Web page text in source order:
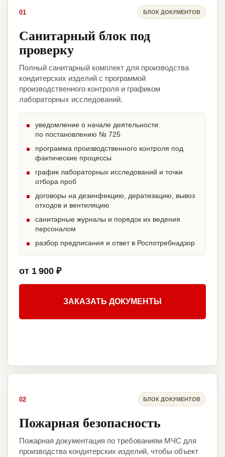
01 БЛОК ДОКУМЕНТОВ
Санитарный блок под
проверку
Полный санитарный комплект для производства
кондитерских изделий с программой
производственного контроля и графиком
лабораторных исследований.
уведомление о начале деятельности
по постановлению № 725
программа производственного контроля под
фактические процессы
график лабораторных исследований и точки
отбора проб
договоры на дезинфекцию, дератизацию, вывоз
отходов и вентиляцию
санитарные журналы и порядок их ведения
персоналом
разбор предписания и ответ в Роспотребнадзор
от 1 900 ₽
ЗАКАЗАТЬ ДОКУМЕНТЫ
02 БЛОК ДОКУМЕНТОВ
Пожарная безопасность
Пожарная документация по требованиям МЧС для
производства кондитерских изделий, чтобы объект